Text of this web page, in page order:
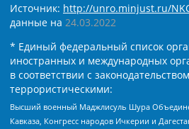
Источник: http://unro.minjust.ru/
данные на 24.03.2022
* Единый федеральный список
иностранных и международных
в соответствии с
террористическими:
Высший военный Маджлисуль Шура
Кавказа, Конгресс народов Ичкерии и